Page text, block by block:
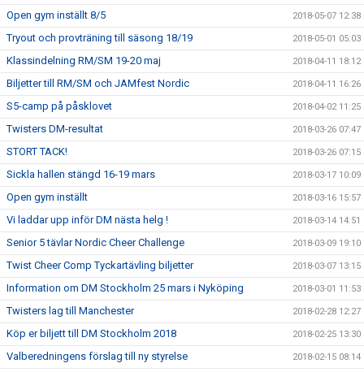
Open gym inställt 8/5 2018-05-07 12:38
Tryout och provträning till säsong 18/19 2018-05-01 05:03
Klassindelning RM/SM 19-20 maj 2018-04-11 18:12
Biljetter till RM/SM och JAMfest Nordic 2018-04-11 16:26
S5-camp på påsklovet 2018-04-02 11:25
Twisters DM-resultat 2018-03-26 07:47
STORT TACK! 2018-03-26 07:15
Sickla hallen stängd 16-19 mars 2018-03-17 10:09
Open gym inställt 2018-03-16 15:57
Vi laddar upp inför DM nästa helg ! 2018-03-14 14:51
Senior 5 tävlar Nordic Cheer Challenge 2018-03-09 19:10
Twist Cheer Comp Tyckartävling biljetter 2018-03-07 13:15
Information om DM Stockholm 25 mars i Nyköping 2018-03-01 11:53
Twisters lag till Manchester 2018-02-28 12:27
Köp er biljett till DM Stockholm 2018 2018-02-25 13:30
Valberedningens förslag till ny styrelse 2018-02-15 08:14